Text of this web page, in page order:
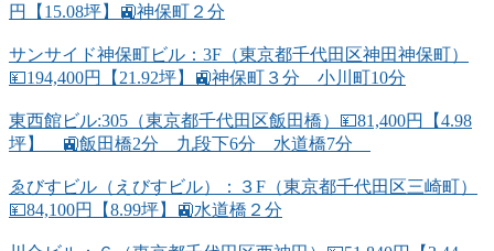
円【15.08坪】🚉神保町２分
サンサイド神保町ビル：3F（東京都千代田区神田神保町）
💴194,400円【21.92坪】🚉神保町３分 小川町10分
東西館ビル:305（東京都千代田区飯田橋）💴81,400円【4.98
坪】 🚉飯田橋2分 九段下6分 水道橋7分
ゑびすビル（えびすビル）：３F（東京都千代田区三崎町）
💴84,100円【8.99坪】🚉水道橋２分